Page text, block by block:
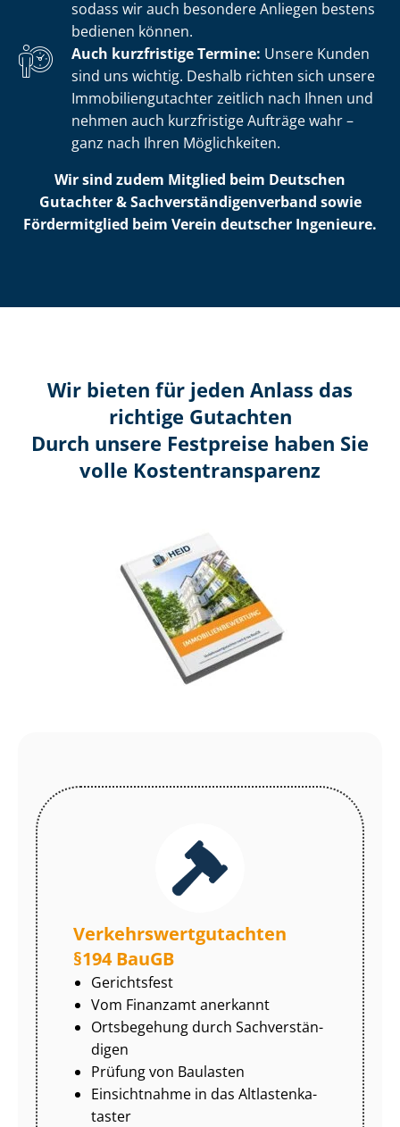
sodass wir auch besondere Anliegen bestens
bedienen können.
Auch kurzfristige Termine: Unsere Kunden
sind uns wichtig. Deshalb richten sich unsere
Im­mo­bi­li­en­gut­ach­ter zeitlich nach Ihnen und
nehmen auch kurzfristige Aufträge wahr –
ganz nach Ihren Möglichkeiten.
Wir sind zudem Mitglied beim Deutschen
Gutachter & Sach­ver­stän­di­gen­ver­band sowie
Fördermitglied beim Verein deutscher Ingenieure.
Wir bieten für jeden Anlass das
richtige Gutachten
Durch unsere Festpreise haben Sie
volle Kosten­transparenz
Ver­kehrs­wert­gut­ach­ten
§194 BauGB
Gerichtsfest
Vom Finanzamt anerkannt
Ortsbegehung durch Sach­ver­stän­
di­gen
Prüfung von Baulasten
Einsichtnahme in das Alt­las­ten­ka­
tas­ter